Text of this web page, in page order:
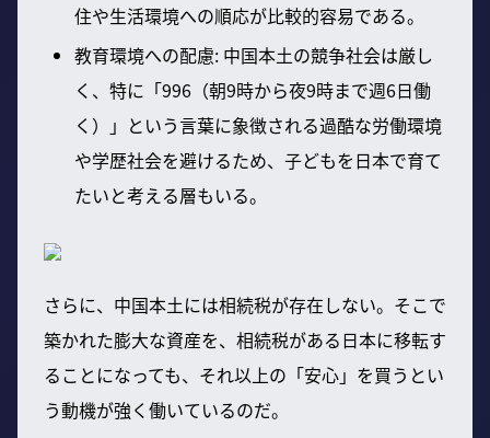
住や生活環境への順応が比較的容易である。
教育環境への配慮: 中国本土の競争社会は厳し
く、特に「996（朝9時から夜9時まで週6日働
く）」という言葉に象徴される過酷な労働環境
や学歴社会を避けるため、子どもを日本で育て
たいと考える層もいる。
さらに、中国本土には相続税が存在しない。そこで
築かれた膨大な資産を、相続税がある日本に移転す
ることになっても、それ以上の「安心」を買うとい
う動機が強く働いているのだ。